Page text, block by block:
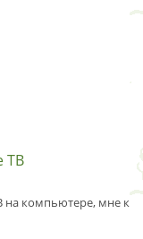
ТВ
на компьютере, мне